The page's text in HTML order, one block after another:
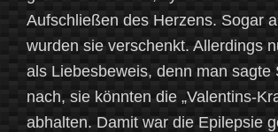
Aufschließen des Herzens. Sogar
wurden sie verschenkt. Allerdings
als Liebesbeweis, denn man sagte
nach, sie könnten die „Valentins-
abhalten. Damit war die Epilepsie